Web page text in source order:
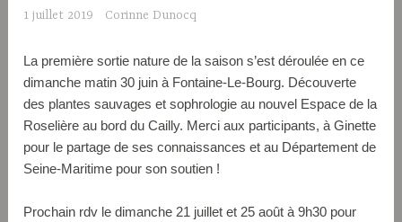
1 juillet 2019 Corinne Dunocq
La première sortie nature de la saison s’est déroulée en ce
dimanche matin 30 juin à Fontaine-Le-Bourg. Découverte
des plantes sauvages et sophrologie au nouvel Espace de la
Roselière au bord du Cailly. Merci aux participants, à Ginette
pour le partage de ses connaissances et au Département de
Seine-Maritime pour son soutien !
Prochain rdv le dimanche 21 juillet et 25 août à 9h30 pour